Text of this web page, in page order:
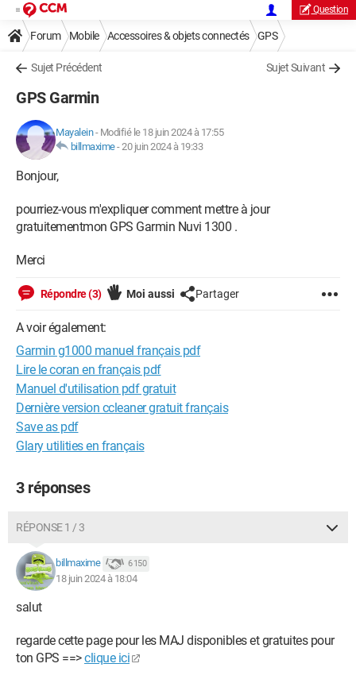
Question
Forum Mobile Accessoires & objets connectés GPS
Sujet Précédent Sujet Suivant
GPS Garmin
Mayalein- Modifié le 18 juin 2024 à 17:55
billmaxime-20 juin 2024 à 19:33
Bonjour,
pourriez-vous m'expliquer comment mettre à jour
gratuitementmon GPS Garmin Nuvi 1300 .
Merci
Répondre (3) Moi aussi Partager
A voir également:
Garmin g1000 manuel français pdf
Lire le coran en français pdf
Manuel d'utilisation pdf gratuit
Dernière version ccleaner gratuit français
Save as pdf
Glary utilities en français
3 réponses
RÉPONSE 1 / 3
billmaxime 6 150
18 juin 2024 à 18:04
salut
regarde cette page pour les MAJ disponibles et gratuites pour
ton GPS ==>clique ici